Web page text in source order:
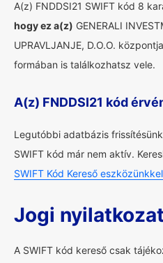
A(z) FNDDSI21 SWIFT kód 8
hogy ez a(z) GENERALI
UPRAVLJANJE, D.O.O.
formában is találkozhatsz vele.
A(z) FNDDSI21 kód
Legutóbbi adatbázis
SWIFT kód már nem aktív.
SWIFT Kód Kereső
Jogi nyilatkozat
A SWIFT kód kereső csak